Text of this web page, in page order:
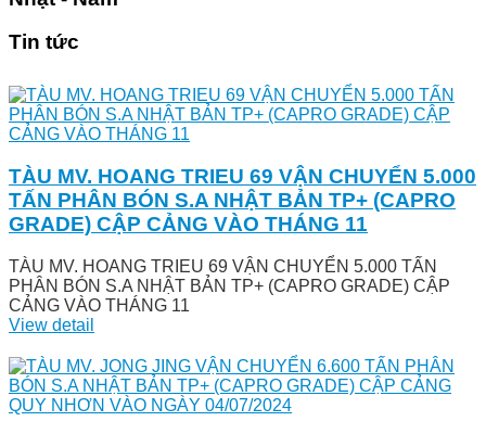
Tin tức
TÀU MV. HOANG TRIEU 69 VẬN CHUYỂN 5.000
TẤN PHÂN BÓN S.A NHẬT BẢN TP+ (CAPRO
GRADE) CẬP CẢNG VÀO THÁNG 11
TÀU MV. HOANG TRIEU 69 VẬN CHUYỂN 5.000 TẤN
PHÂN BÓN S.A NHẬT BẢN TP+ (CAPRO GRADE) CẬP
CẢNG VÀO THÁNG 11
View detail